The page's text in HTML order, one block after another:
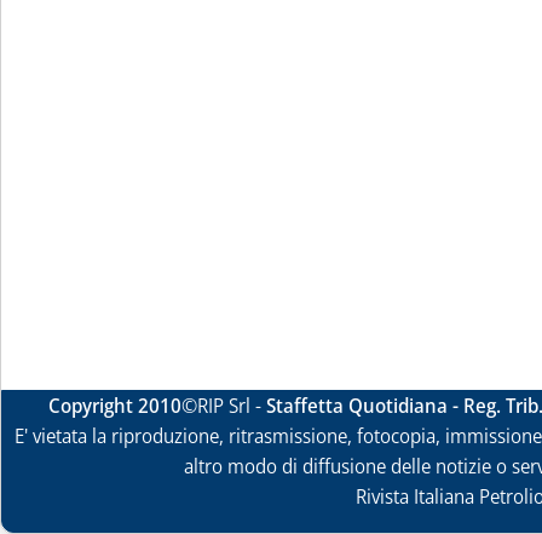
Copyright 2010©RIP Srl -Staffetta Quotidiana - Reg.
E' vietata la riproduzione, ritrasmissione, fotocopia,
altro modo di diffusione delle notizie o
Rivista Italiana